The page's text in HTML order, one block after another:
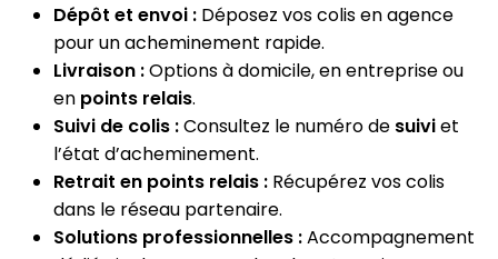
Dépôt et envoi : Déposez vos colis en agence
pour un acheminement rapide.
Livraison :Options à domicile, en entreprise ou
en points relais.
Suivi de colis :Consultez le numéro de suiviet
l’état d’acheminement.
Retrait en points relais : Récupérez vos colis
dans le réseau partenaire.
Solutions professionnelles :Accompagnement